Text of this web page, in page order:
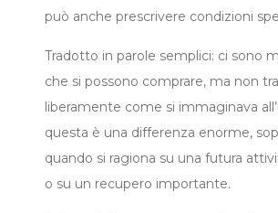
può anche prescrivere condizioni
Tradotto in parole semplici: ci sono
che si possono comprare, ma non
liberamente come si immaginava
questa è una differenza enorme,
quando si ragiona su una futura
o su un recupero importante.